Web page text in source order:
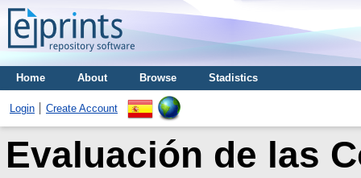
Home About Browse Stadistics
Login Create Account
Evaluación de las